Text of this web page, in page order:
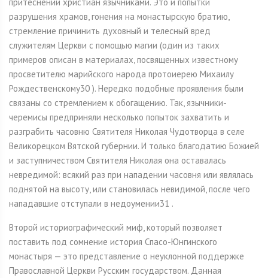
разрушения храмов, гонения на монастырскую братию,
стремление причинить духовный и телесный вред
служителям Церкви с помощью магии (один из таких
примеров описан в материалах, посвященных известному
просветителю марийского народа протоиерею Михаилу
Рождественскому30 ). Нередко подобные проявления были
связаны со стремлением к обогащению. Так, язычники-
черемисы предприняли несколько попыток захватить и
разграбить часовню Святителя Николая Чудотворца в селе
Великорецком Вятской губернии. И только благодатию Божией
и заступничеством Святителя Николая она оставалась
невредимой: всякий раз при нападении часовня или являлась
поднятой на высоту, или становилась невидимой, после чего
нападавшие отступали в недоумении31 .
Второй историографический миф, который позволяет
поставить под сомнение история Спасо-Юнгинского
монастыря — это представление о неуклонной поддержке
Православной Церкви Русским государством. Данная